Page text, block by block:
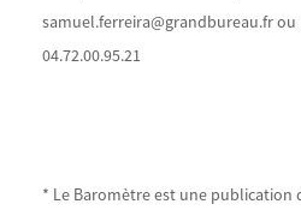
samuel.ferreira@grandbureau.fr
04.72.00.95.21
* Le Baromètre est une publication